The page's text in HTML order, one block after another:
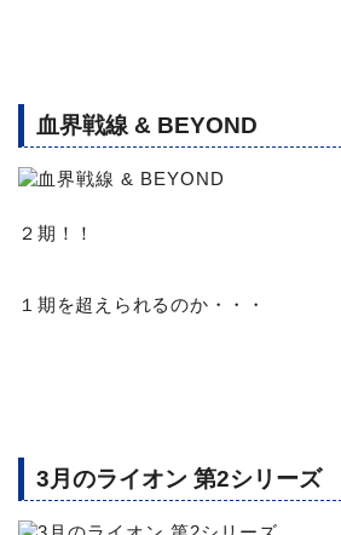
血界戦線 & BEYOND
２期！！
１期を超えられるのか・・・
3月のライオン 第2シリーズ